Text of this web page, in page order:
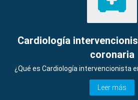
Cardiología
coronaria
¿Qué es Cardiología intervencionista
Leer más